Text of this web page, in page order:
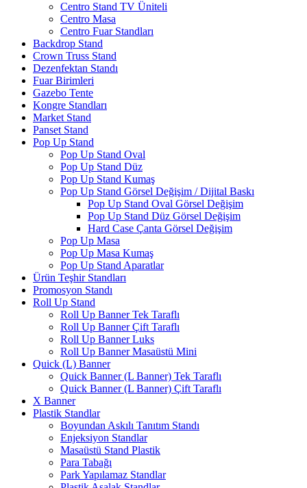
Centro Stand TV Üniteli
Centro Masa
Centro Fuar Standları
Backdrop Stand
Crown Truss Stand
Dezenfektan Standı
Fuar Birimleri
Gazebo Tente
Kongre Standları
Market Stand
Panset Stand
Pop Up Stand
Pop Up Stand Oval
Pop Up Stand Düz
Pop Up Stand Kumaş
Pop Up Stand Görsel Değişim / Dijital Baskı
Pop Up Stand Oval Görsel Değişim
Pop Up Stand Düz Görsel Değişim
Hard Case Çanta Görsel Değişim
Pop Up Masa
Pop Up Masa Kumaş
Pop Up Stand Aparatlar
Ürün Teşhir Standları
Promosyon Standı
Roll Up Stand
Roll Up Banner Tek Taraflı
Roll Up Banner Çift Taraflı
Roll Up Banner Luks
Roll Up Banner Masaüstü Mini
Quick (L) Banner
Quick Banner (L Banner) Tek Taraflı
Quick Banner (L Banner) Çift Taraflı
X Banner
Plastik Standlar
Boyundan Askılı Tanıtım Standı
Enjeksiyon Standlar
Masaüstü Stand Plastik
Para Tabağı
Park Yapılamaz Standlar